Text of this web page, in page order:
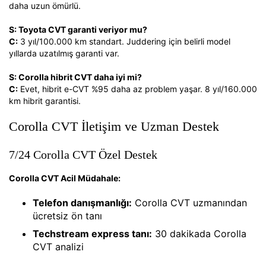
daha uzun ömürlü.
S: Toyota CVT garanti veriyor mu?
C: 3 yıl/100.000 km standart. Juddering için belirli model
yıllarda uzatılmış garanti var.
S: Corolla hibrit CVT daha iyi mi?
C: Evet, hibrit e-CVT %95 daha az problem yaşar. 8 yıl/160.000
km hibrit garantisi.
Corolla CVT İletişim ve Uzman Destek
7/24 Corolla CVT Özel Destek
Corolla CVT Acil Müdahale:
Telefon danışmanlığı: Corolla CVT uzmanından
ücretsiz ön tanı
Techstream express tanı: 30 dakikada Corolla
CVT analizi